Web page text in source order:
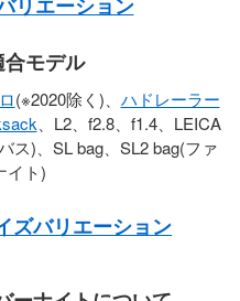
モデル
(※2020除く)、 ハドレーラー
、L2、f2.8、f1.4、LEICA
ス)、SL bag、SL2 bag(ファ
イト)
ズバリエーション